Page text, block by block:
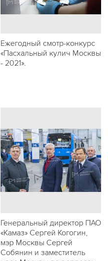
Ежегодный смотр-конкурс
«Пасхальный кулич Москвы
- 2021».
Генеральный директор ПАО
«Камаз» Сергей Когогин,
мэр Москвы Сергей
Собянин и заместитель